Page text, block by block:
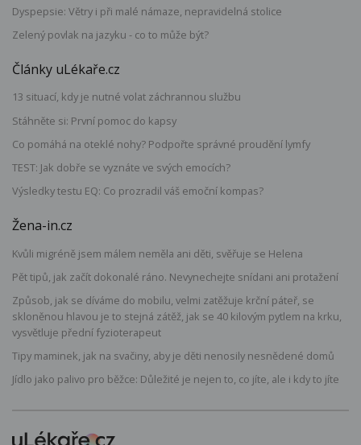
Dyspepsie: Větry i při malé námaze, nepravidelná stolice
Zelený povlak na jazyku - co to může být?
Články uLékaře.cz
13 situací, kdy je nutné volat záchrannou službu
Stáhněte si: První pomoc do kapsy
Co pomáhá na oteklé nohy? Podpořte správné proudění lymfy
TEST: Jak dobře se vyznáte ve svých emocích?
Výsledky testu EQ: Co prozradil váš emoční kompas?
Žena-in.cz
Kvůli migréně jsem málem neměla ani děti, svěřuje se Helena
Pět tipů, jak začít dokonalé ráno. Nevynechejte snídani ani protažení
Způsob, jak se díváme do mobilu, velmi zatěžuje krční páteř, se
skloněnou hlavou je to stejná zátěž, jak se 40 kilovým pytlem na krku,
vysvětluje přední fyzioterapeut
Tipy maminek, jak na svačiny, aby je děti nenosily nesnědené domů
Jídlo jako palivo pro běžce: Důležité je nejen to, co jíte, ale i kdy to jíte